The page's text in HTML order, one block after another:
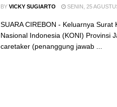
BY VICKY SUGIARTO SENIN, 25
SUARA CIREBON - Keluarnya
Nasional Indonesia (KONI) Provinsi
caretaker (penanggung jawab ...